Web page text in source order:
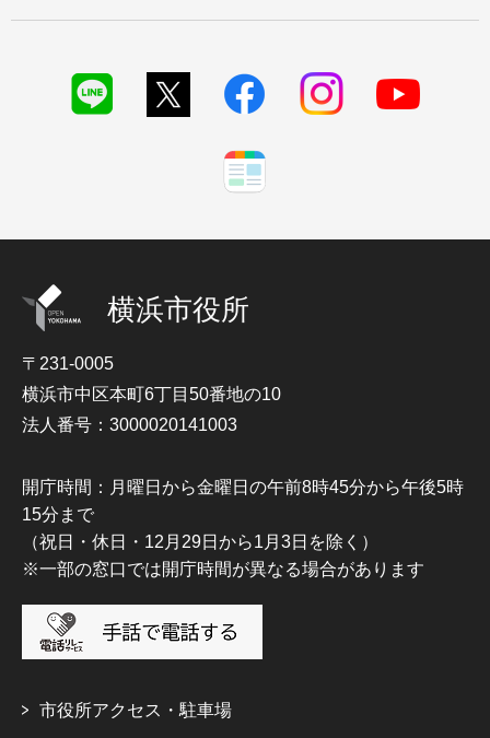
横浜市役所
〒231-0005
横浜市中区本町6丁目50番地の10
法人番号：3000020141003
開庁時間：月曜日から金曜日の午前8時45分から午後5時
15分まで
（祝日・休日・12月29日から1月3日を除く）
※一部の窓口では開庁時間が異なる場合があります
市役所アクセス・駐車場